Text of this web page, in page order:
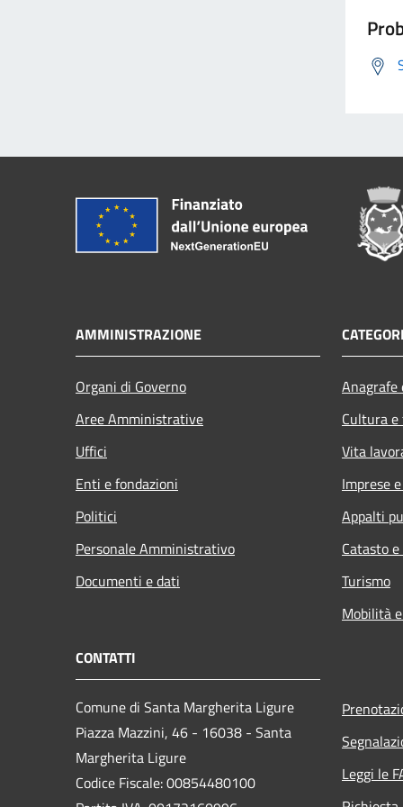
AMMINISTRAZIONE
Organi di Governo
Aree Amministrative
Uffici
Enti e fondazioni
Politici
Personale Amministrativo
Documenti e dati
Cultura
Vita
Imprese
Appalti
Catasto
Turismo
Mobilità
CONTATTI
Comune di Santa Margherita Ligure
Piazza Mazzini, 46 - 16038 - Santa
Margherita Ligure
Codice Fiscale: 00854480100
Leggi le